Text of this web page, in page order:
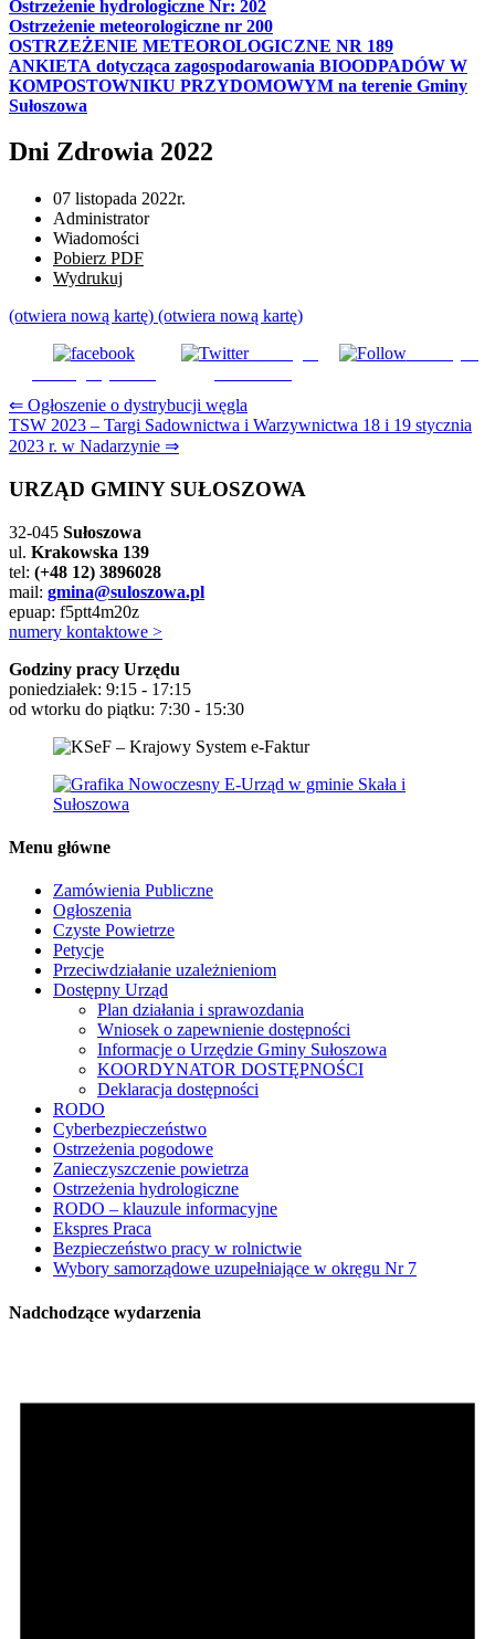
Ostrzeżenie hydrologiczne Nr: 202
Ostrzeżenie meteorologiczne nr 200
OSTRZEŻENIE METEOROLOGICZNE NR 189
ANKIETA dotycząca zagospodarowania BIOODPADÓW W
KOMPOSTOWNIKU PRZYDOMOWYM na terenie Gminy
Sułoszowa
Dni Zdrowia 2022
07 listopada 2022r.
Administrator
Wiadomości
Pobierz PDF
Wydrukuj
(otwiera nową kartę) (otwiera nową kartę)
Udostępnij
Subskrybuj
Nawigacja
wpisu
⇐ Ogłoszenie o dystrybucji węgla
TSW 2023 – Targi Sadownictwa i Warzywnictwa 18 i 19 stycznia
2023 r. w Nadarzynie ⇒
URZĄD GMINY SUŁOSZOWA
32-045 Sułoszowa
ul. Krakowska 139
tel: (+48 12) 3896028
mail: gmina@suloszowa.pl
epuap: f5ptt4m20z
numery kontaktowe >
Godziny pracy Urzędu
poniedziałek: 9:15 - 17:15
od wtorku do piątku: 7:30 - 15:30
Menu główne
Zamówienia Publiczne
Ogłoszenia
Czyste Powietrze
Petycje
Przeciwdziałanie uzależnieniom
Dostępny Urząd
Plan działania i sprawozdania
Wniosek o zapewnienie dostępności
Informacje o Urzędzie Gminy Sułoszowa
KOORDYNATOR DOSTĘPNOŚCI
Deklaracja dostępności
RODO
Cyberbezpieczeństwo
Ostrzeżenia pogodowe
Zanieczyszczenie powietrza
Ostrzeżenia hydrologiczne
RODO – klauzule informacyjne
Ekspres Praca
Bezpieczeństwo pracy w rolnictwie
Wybory samorządowe uzupełniające w okręgu Nr 7
Nadchodzące wydarzenia